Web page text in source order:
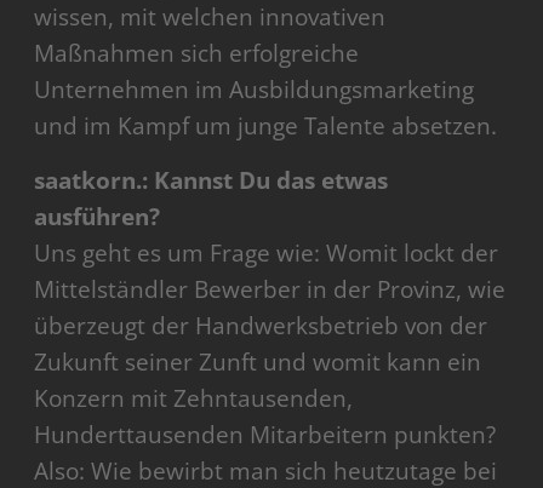
wissen, mit welchen innovativen
Maßnahmen sich erfolgreiche
Unternehmen im Ausbildungsmarketing
und im Kampf um junge Talente absetzen.
saatkorn.: Kannst Du das etwas
ausführen?
Uns geht es um Frage wie: Womit lockt der
Mittelständler Bewerber in der Provinz, wie
überzeugt der Handwerksbetrieb von der
Zukunft seiner Zunft und womit kann ein
Konzern mit Zehntausenden,
Hunderttausenden Mitarbeitern punkten?
Also: Wie bewirbt man sich heutzutage bei